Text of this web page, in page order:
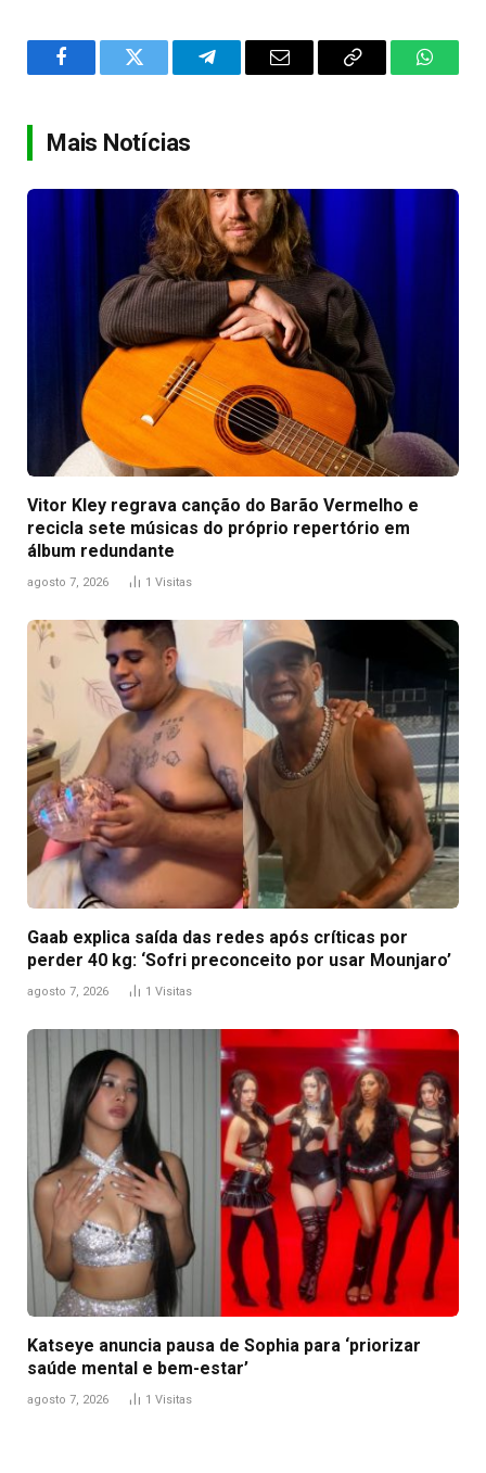
FacebookTwitter TelegramEmail
Copy
Mais Notícias
Vitor Kley regrava canção do Barão Vermelho e
recicla sete músicas do próprio repertório em
álbum redundante
agosto 7, 2026 1 Visitas
Gaab explica saída das redes após críticas por
perder 40 kg: ‘Sofri preconceito por usar Mounjaro’
agosto 7, 2026 1 Visitas
Katseye anuncia pausa de Sophia para ‘priorizar
saúde mental e bem-estar’
agosto 7, 2026 1 Visitas